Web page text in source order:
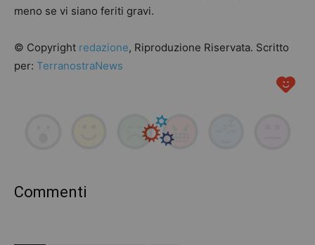
meno se vi siano feriti gravi.
© Copyright redazione, Riproduzione Riservata. Scritto
per: TerranostraNews
Commenti